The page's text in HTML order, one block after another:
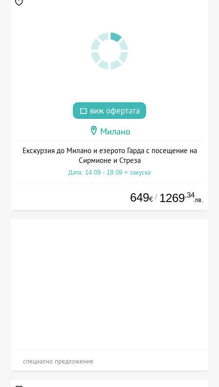
виж офертата
Милано
Екскурзия до Милано и езерото Гарда с посещение на
Сирмионе и Стреза
Дата: 14.09 - 19.09 + закуска
649€ / 1269.34
лв.
специално предложение